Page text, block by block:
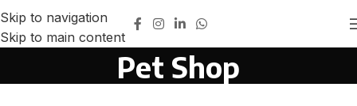
Skip to navigation
Skip to main content
Hazır E-Ticaret Sitesi -
Pet Shop